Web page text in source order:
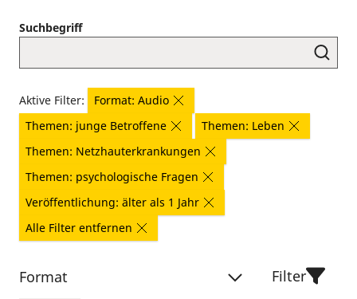
Suchbegriff
Aktive Filter:
Format: Audio
Themen: junge Betroffene
Themen: Leben
Themen: Netzhauterkrankungen
Themen: psychologische Fragen
Veröffentlichung: älter als 1 Jahr
Alle Filter entfernen
Format Filter